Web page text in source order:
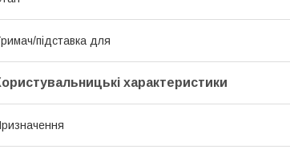
підставка для
характеристики